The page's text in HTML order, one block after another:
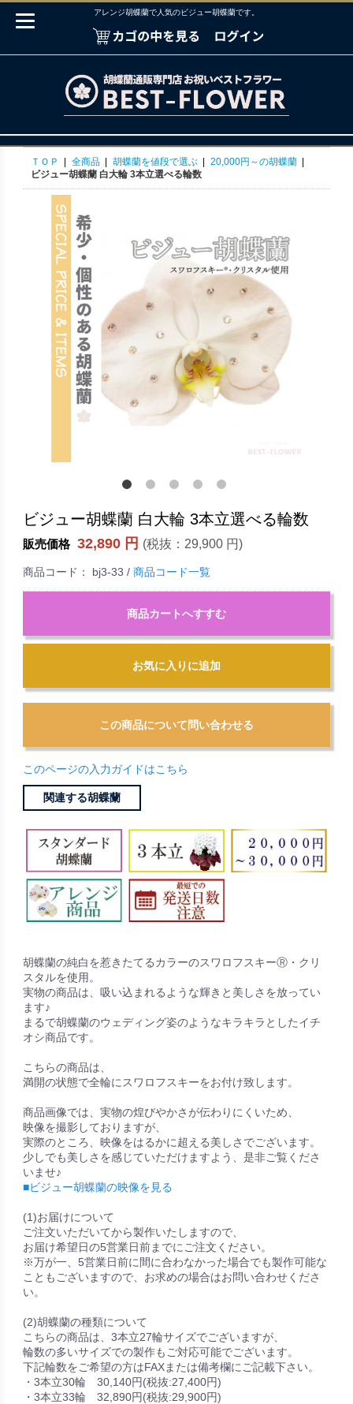
アレンジ胡蝶蘭で人気のビジュー胡蝶蘭です。
ＴＯＰ 全商品 胡蝶蘭を値段で選ぶ 20,000円～の胡蝶蘭
ビジュー胡蝶蘭 白大輪 3本立選べる輪数
ビジュー胡蝶蘭 白大輪 3本立選べる輪数
販売価格 32,890 円 (税抜： 29,900 円)
商品コード： bj3-33 / 商品コード一覧
商品カートへすすむ
お気に入りに追加
このページの入力ガイドはこちら
関連する胡蝶蘭
胡蝶蘭の純白を惹きたてるカラーのスワロフスキーⓇ・クリ
スタルを使用。
実物の商品は、吸い込まれるような輝きと美しさを放ってい
ます♪
まるで胡蝶蘭のウェディング姿のようなキラキラとしたイチ
オシ商品です。
こちらの商品は、
満開の状態で全輪にスワロフスキーをお付け致します。
商品画像では、実物の煌びやかさが伝わりにくいため、
映像を撮影しておりますが、
実際のところ、映像をはるかに超える美しさでございます。
少しでも美しさを感じていただけますよう、是非ご覧くださ
いませ♪
■ビジュー胡蝶蘭の映像を見る
(1)お届けについて
ご注文いただいてから製作いたしますので、
お届け希望日の5営業日前までにご注文ください。
※万が一、5営業日前に間に合わなかった場合でも製作可能な
こともございますので、お求めの場合はお問い合わせくださ
い。
(2)胡蝶蘭の種類について
こちらの商品は、3本立27輪サイズでございますが、
輪数の多いサイズでの製作もご対応可能でございます。
下記輪数をご希望の方はFAXまたは備考欄にご記載下さい。
・3本立30輪 30,140円(税抜:27,400円)
・3本立33輪 32,890円(税抜:29,900円)